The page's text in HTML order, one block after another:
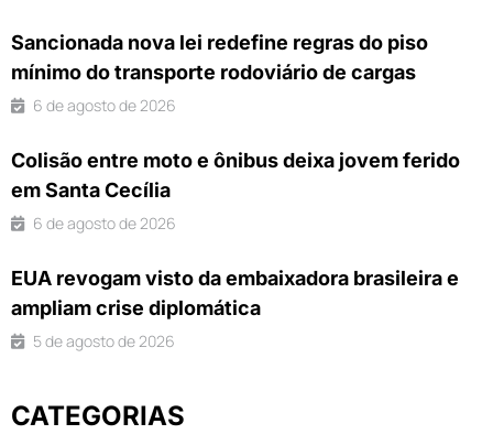
Sancionada nova lei redefine regras do piso
mínimo do transporte rodoviário de cargas
6 de agosto de 2026
Colisão entre moto e ônibus deixa jovem ferido
em Santa Cecília
6 de agosto de 2026
EUA revogam visto da embaixadora brasileira e
ampliam crise diplomática
5 de agosto de 2026
CATEGORIAS